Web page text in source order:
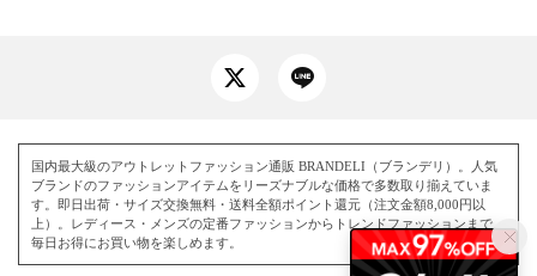
国内最大級のアウトレットファッション通販 BRANDELI（ブランデリ）。人気
ブランドのファッションアイテムをリーズナブルな価格で多数取り揃えていま
す。即日出荷・サイズ交換無料・送料全額ポイント還元（注文金額8,000円以
上）。レディース・メンズの定番ファッションからトレンドファッションまで、
毎日お得にお買い物を楽しめます。